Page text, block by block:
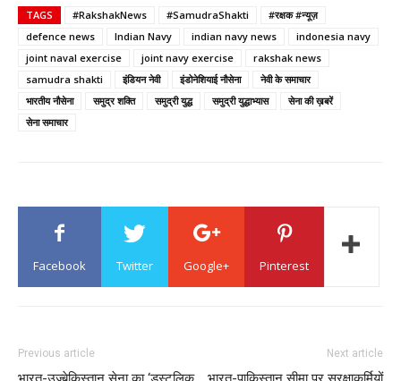
TAGS #RakshakNews #SamudraShakti
#रक्षक #न्यूज़
defence news
Indian Navy indian navy news
indonesia navy
joint naval exercise
joint navy exercise
rakshak news
samudra shakti
इंडियन नेवी इंडोनेशियाई नौसेना
नेवी के समाचार
भारतीय नौसेना
समुद्र शक्ति समुद्री युद्ध समुद्री युद्धाभ्यास
सेना की ख़बरें
सेना समाचार
Facebook Twitter Google+ Pinterest
Previous article Next article